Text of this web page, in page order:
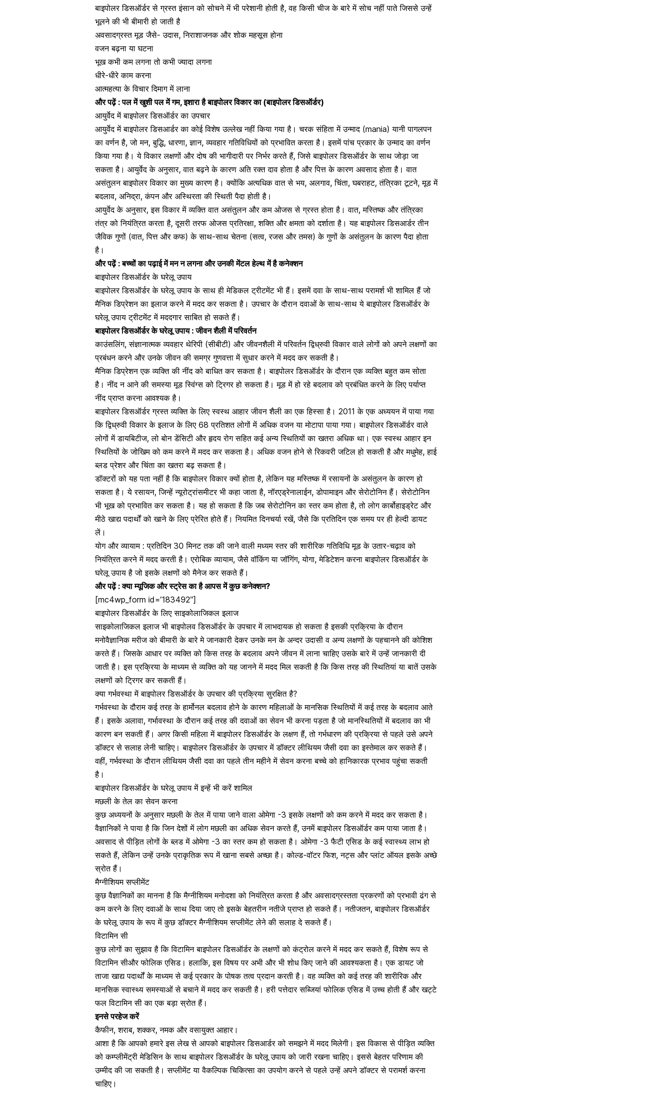
बाइपोलर डिसऑर्डर से ग्रस्त इंसान को सोचने में भी परेशानी होती है, वह किसी चीज के बारे में सोच नहीं पाते जिससे उन्हें
भूलने की भी बीमारी हो जाती है
अवसादग्रस्त मूड जैसे- उदास, निराशाजनक और शोक महसूस होना
वजन बढ़ना या घटना
भूख कभी कम लगना तो कभी ज्यादा लगना
धीरे-धीरे काम करना
आत्महत्याके विचार दिमाग में लाना
और पढ़ें :पल में खुशी पल में गम, इशारा है बाइपोलर विकार का (बाइपोलर डिसऑर्डर)
आयुर्वेद में बाइपोलर डिसऑर्डर का उपचार
आयुर्वेद में बाइपोलर डिसआर्डर का कोई विशेष उल्लेख नहीं किया गया है। चरक संहिता मेंउन्माद (mania)यानी पागलपन
का वर्णन है, जो मन, बुद्धि, धारणा, ज्ञान, व्यवहार गतिविधियों को प्रभावित करता है। इसमें पांच प्रकार के उन्माद का वर्णन
किया गया है। ये विकार लक्षणों और दोष की भागीदारी पर निर्भर करते हैं, जिसे बाइपोलर डिसऑर्डर के साथ जोड़ा जा
सकता है। आयुर्वेद के अनुसार, वात बढ़ने के कारण अति रक्त दाव होता है और पित्त के कारण अवसाद होता है। वात
असंतुलन बाइपोलर विकार का मुख्य कारण है। क्योंकि अत्यधिक वात से भय, अलगाव, चिंता, घबराहट, तंत्रिका टूटने, मूड में
बदलाव, अनिद्रा, कंपन और अस्थिरता की स्थिती पैदा होती है।
आयुर्वेद के अनुसार, इस विकार में व्यक्ति वात असंतुलन और कम ओजस से ग्रस्त होता है। वात, मस्तिष्क और तंत्रिका
तंत्र को नियंत्रित करता है, दूसरी तरफ ओजस प्रतिरक्षा, शक्ति और क्षमता को दर्शाता है। यह बाइपोलर डिसआर्डर तीन
जैविक गुणों (वात, पित्त और कफ) के साथ-साथ चेतना (सत्व, रजस और तमस) के गुणों के असंतुलन के कारण पैदा होता
है।
और पढ़ें :बच्चों का पढ़ाई में मन न लगना और उनकी मेंटल हेल्थ में है कनेक्शन
बाइपोलर डिसऑर्डर के घरेलू उपाय
बाइपोलर डिसऑर्डर के घरेलू उपाय के साथ ही मेडिकल ट्रीटमेंट भी हैं। इसमें दवा के साथ-साथ परामर्श भी शामिल हैं जो
मैनिक डिप्रेशन का इलाज करने में मदद कर सकता है। उपचार के दौरान दवाओं के साथ-साथ ये बाइपोलर डिसऑर्डर के
घरेलू उपाय ट्रीटमेंट में मददगार साबित हो सकते हैं।
बाइपोलर डिसऑर्डर के घरेलू उपाय : जीवन शैली में परिवर्तन
काउंसलिंग, संज्ञानात्मक व्यवहार थेरिपी (सीबीटी) और जीवनशैली में परिवर्तन द्विध्रुवी विकार वाले लोगों को अपने लक्षणों का
प्रबंधन करने और उनके जीवन की समग्र गुणवत्ता में सुधार करने में मदद कर सकती है।
मैनिक डिप्रेशन एक व्यक्ति की नींद को बाधित कर सकता है। बाइपोलर डिसऑर्डर के दौरान एक व्यक्ति बहुत कम सोता
है। नींद न आने की समस्यामूड स्विंग्स को ट्रिगर हो सकता है। मूड में हो रहे बदलाव को प्रबंधित करने के लिए पर्याप्त
नींद प्राप्त करना आवश्यक है।
बाइपोलर डिसऑर्डर ग्रस्त व्यक्ति के लिए स्वस्थ आहार जीवन शैली का एक हिस्सा है। 2011 के एक अध्ययन में पाया गया
कि द्विध्रुवी विकार के इलाज के लिए 68 प्रतिशत लोगों में अधिक वजन या मोटापा पाया गया। बाइपोलर डिसऑर्डर वाले
लोगों में डायबिटीज, लो बोन डेंसिटी और हृदय रोग सहित कई अन्य स्थितियों का खतरा अधिक था। एक स्वस्थ आहार इन
स्थितियों के जोखिम को कम करने में मदद कर सकता है। अधिक वजन होने से रिकवरी जटिल हो सकती है और मधुमेह,हाई
ब्लड प्रेशरऔर चिंता का खतरा बढ़ सकता है।
डॉक्टरों को यह पता नहीं है कि बाइपोलर विकार क्यों होता है, लेकिन यह मस्तिष्क में रसायनों के असंतुलन के कारण हो
सकता है। ये रसायन, जिन्हें न्यूरोट्रांसमीटर भी कहा जाता है, नॉरएड्रेनालाईन, डोपामाइन और सेरोटोनिन हैं। सेरोटोनिन
भी भूख को प्रभावित कर सकता है। यह हो सकता है कि जब सेरोटोनिन का स्तर कम होता है, तो लोग कार्बोहाइड्रेट और
मीठे खाद्य पदार्थों को खाने के लिए प्रेरित होते हैं। नियमित दिनचर्या रखें, जैसे कि प्रतिदिन एक समय पर ही हेल्दी डायट
लें।
योग और व्यायाम : प्रतिदिन 30 मिनट तक की जाने वाली मध्यम स्तर की शारीरिक गतिविधि मूड के उतार-चढ़ाव को
नियंत्रित करने में मदद करती है। एरोबिक व्यायाम, जैसे वॉकिंग या जॉगिंग, योगा,मेडिटेशनकरना बाइपोलर डिसऑर्डर के
घरेलू उपाय है जो इसके लक्षणों को मैनेज कर सकते हैं।
और पढ़ें :क्या म्यूजिक और स्ट्रेस का है आपस में कुछ कनेक्शन?
[mc4wp_form id=’183492″]
बाइपोलर डिसऑर्डर के लिए साइकोलाजिकल इलाज
साइकोलाजिकल इलाज भी बाइपोलव डिसऑर्डर के उपचार में लाभदायक हो सकता है इसकी प्रक्रिया के दौरान
मनोवैज्ञानिक मरीज को बीमारी के बारे मे जानकारी देकर उनके मन के अन्दर उदासी व अन्य लक्षणों के पहचानने की कोशिश
करते हैं। जिसके आधार पर व्यक्ति को किस तरह के बदलाव अपने जीवन में लाना चाहिए उसके बारे में उन्हें जानकारी दी
जाती है। इस प्रक्रिया के माध्यम से व्यक्ति को यह जानने में मदद मिल सकती है कि किस तरह की स्थितियां या बातें उसके
लक्षणों को ट्रिगर कर सकती हैं।
क्या गर्भवस्था में बाइपोलर डिसऑर्डर के उपचार की प्रक्रिया सुरक्षित है?
गर्भवस्था के दौराम कई तरह के हार्मोनल बदलाव होने के कारण महिलाओं के मानसिक स्थितियों में कई तरह के बदलाव आते
हैं। इसके अलावा, गर्भावस्था के दौरान कई तरह की दवाओं का सेवन भी करना पड़ता है जो मानस्थितियों में बदलाव का भी
कारण बन सकती हैं। अगर किसी महिला में बाइपोलर डिसऑर्डर के लक्षण हैं, तोगर्भधारण की प्रक्रिया से पहले उसे अपने
डॉक्टर से सलाह लेनी चाहिए। बाइपोलर डिसऑर्डर के उपचार में डॉक्टर लीथियम जैसी दवा का इस्तेमाल कर सकते हैं।
वहीं, गर्भवस्था के दौरान लीथियम जैसी दवा का पहले तीन महीने में सेवन करना बच्चे को हानिकारक प्रभाव पहुंचा सकती
है।
बाइपोलर डिसऑर्डर के घरेलू उपाय में इन्हें भी करें शामिल
मछली के तेल का सेवन करना
कुछ अध्ययनों के अनुसार मछली के तेल में पाया जाने वाला ओमेगा -3इसके लक्षणों को कम करने में मदद कर सकता है।
वैज्ञानिकों ने पाया है कि जिन देशों में लोग मछली का अधिक सेवन करते हैं, उनमें बाइपोलर डिसऑर्डर कम पाया जाता है।
अवसाद से पीड़ित लोगों के ब्लड में ओमेगा -3 का स्तर कम हो सकता है। ओमेगा -3 फैटी एसिड के कई स्वास्थ्य लाभ हो
सकते हैं, लेकिन उन्हें उनके प्राकृतिक रूप में खाना सबसे अच्छा है। कोल्ड-वॉटर फिश, नट्स और प्लांट ऑयल इसके अच्छे
स्रोत हैं।
मैग्नीशियम सप्लीमेंट
कुछ वैज्ञानिकों का मानना ​​है कि मैग्नीशियम मनोदशा को नियंत्रित करता है और अवसादग्रस्तता प्रकरणों को प्रभावी ढंग से
कम करने के लिए दवाओं के साथ दिया जाए तो इसके बेहतरीन नतीजे प्राप्त हो सकते हैं। नतीजतन, बाइपोलर डिसऑर्डर
के घरेलू उपाय के रूप में कुछ डॉक्टर मैग्नीशियम सप्लीमेंट लेने की सलाह दे सकते हैं।
विटामिन सी
कुछ लोगों का सुझाव है कि विटामिन बाइपोलर डिसऑर्डर के लक्षणों को कंट्रोल करने में मदद कर सकते हैं, विशेष रूप से
विटामिन सीऔर फोलिक एसिड। हलाकि, इस विषय पर अभी और भी शोध किए जाने की आवश्यकता है। एक डायट जो
ताजा खाद्य पदार्थों के माध्यम से कई प्रकार के पोषक तत्व प्रदान करती है। वह व्यक्ति को कई तरह की शारीरिक और
मानसिक स्वास्थ्य समस्याओंसे बचाने में मदद कर सकती है। हरी पत्तेदार सब्जियां फोलिक एसिड में उच्च होती हैं और खट्टे
फल विटामिन सी का एक बड़ा स्रोत हैं।
इनसे परहेज करें
कैफीन, शराब, शक्कर, नमक और वसायुक्त आहार।
आशा है कि आपको हमारे इस लेख से आपको बाइपोलर डिसआर्डर को समझने में मदद मिलेगी। इस विकास से पीड़ित व्यक्ति
को कम्प्लीमेंट्री मेडिसिन के साथ बाइपोलर डिसऑर्डर के घरेलू उपाय को जारी रखना चाहिए। इससे बेहतर परिणाम की
उम्मीद की जा सकती है। सप्लीमेंट या वैकल्पिक चिकित्सा का उपयोग करने से पहले उन्हें अपने डॉक्टर से परामर्श करना
चाहिए।